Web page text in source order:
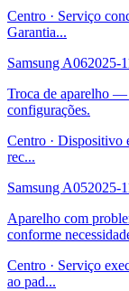
Centro · Serviço
Garantia...
Samsung A062025-
Troca de aparelho —
configurações.
Centro · Dispositivo
rec...
Samsung A052025-
Aparelho com
conforme
Centro · Serviço
ao pad...